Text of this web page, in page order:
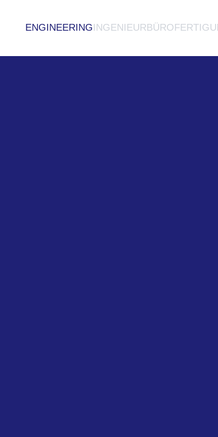
ENGINEERINGINGENIEURBÜRO